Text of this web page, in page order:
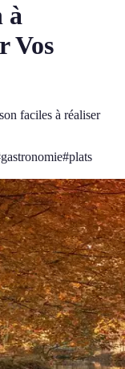
à
Vos
faciles à réaliser
gastronomie#plats